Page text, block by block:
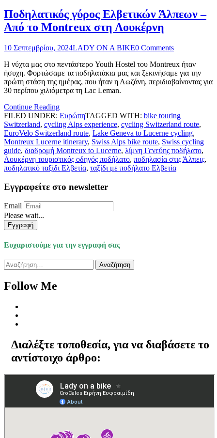
Ποδηλατικός γύρος Ελβετικών Άλπεων –
Από το Montreux στη Λουκέρνη
10 Σεπτεμβρίου, 2024LADY ON A BIKE0 Comments
Η νύχτα μας στο πεντάστερο Youth Hostel του Montreux ήταν
ήσυχη. Φορτώσαμε τα ποδηλατάκια μας και ξεκινήσαμε για την
πρώτη στάση της ημέρας, που ήταν η Λωζάνη, περιδιαβαίνοντας για
30 περίπου χιλιόμετρα τη Lac Leman.
Continue Reading
FILED UNDER: ΕυρώπηTAGGED WITH: bike touring
Switzerland, cycling Alps experience, cycling Switzerland route,
EuroVelo Switzerland route, Lake Geneva to Lucerne cycling,
Montreux Lucerne itinerary, Swiss Alps bike route, Swiss cycling
guide, διαδρομή Montreux to Lucerne, λίμνη Γενεύης ποδήλατο,
Λουκέρνη τουριστικός οδηγός ποδήλατο, ποδηλασία στις Άλπεις,
ποδηλατικό ταξίδι Ελβετία, ταξίδι με ποδήλατο Ελβετία
Εγγραφείτε στο newsletter
Email
Please wait...
Εγγραφή
Ευχαριστούμε για την εγγραφή σας
Αναζήτηση
για:
Follow Me
Διαλέξτε τοποθεσία, για να διαβάσετε το
αντίστοιχο άρθρο: